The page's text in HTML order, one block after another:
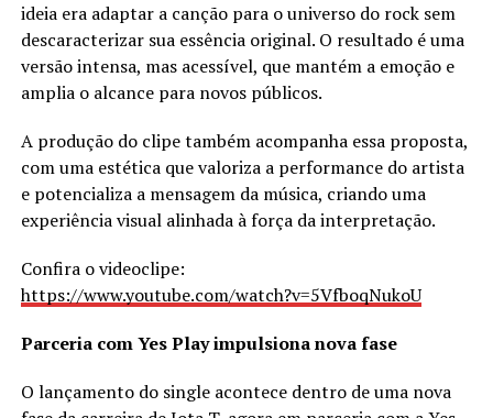
ideia era adaptar a canção para o universo do rock sem
descaracterizar sua essência original. O resultado é uma
versão intensa, mas acessível, que mantém a emoção e
amplia o alcance para novos públicos.
A produção do clipe também acompanha essa proposta,
com uma estética que valoriza a performance do artista
e potencializa a mensagem da música, criando uma
experiência visual alinhada à força da interpretação.
Confira o videoclipe:
https://www.youtube.com/watch?v=5VfboqNukoU
Parceria com Yes Play impulsiona nova fase
O lançamento do single acontece dentro de uma nova